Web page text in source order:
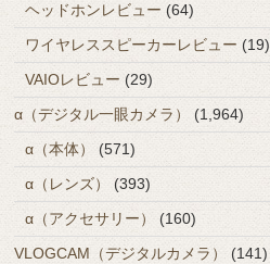
ヘッドホンレビュー (64)
ワイヤレススピーカーレビュー (19)
VAIOレビュー (29)
α（デジタル一眼カメラ）
(1,964)
α（本体）
(571)
α（レンズ）
(393)
α（アクセサリー）
(160)
VLOGCAM（デジタルカメラ）
(141)